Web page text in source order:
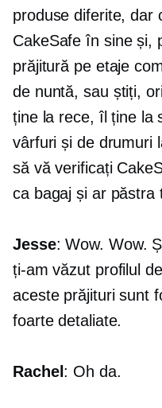
produse diferite, dar
СakeSafe în sine și,
prăjitură pe etaje
de nuntă, sau știți,
ține la rece, îl ține la
vârfuri și de drumuri
să vă verificați
ca bagaj și ar păstra
Jesse: Wow. Wow.
ți-am văzut profilul
aceste prăjituri sunt
foarte detaliate.
Rachel : Oh da.